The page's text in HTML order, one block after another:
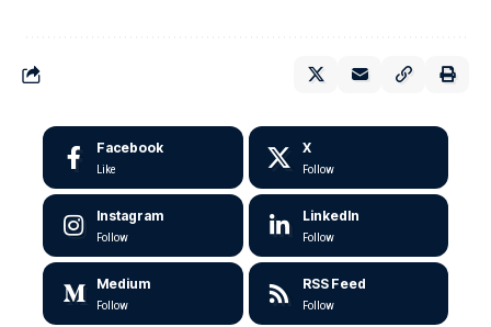
Facebook
Like
X
Follow
Instagram
Follow
LinkedIn
Follow
Medium
Follow
RSS Feed
Follow